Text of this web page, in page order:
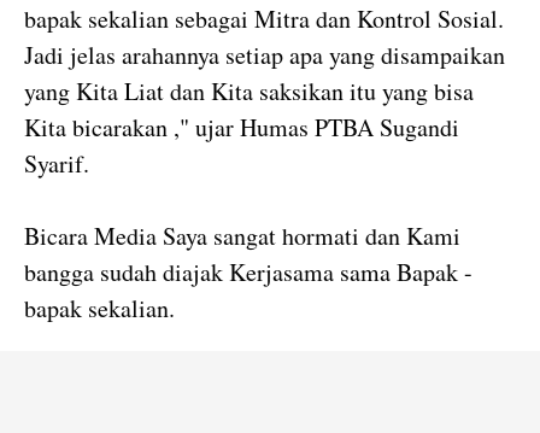
bapak sekalian sebagai Mitra dan Kontrol Sosial.
Jadi jelas arahannya setiap apa yang disampaikan
yang Kita Liat dan Kita saksikan itu yang bisa
Kita bicarakan ," ujar Humas PTBA Sugandi
Syarif.
Bicara Media Saya sangat hormati dan Kami
bangga sudah diajak Kerjasama sama Bapak -
bapak sekalian.